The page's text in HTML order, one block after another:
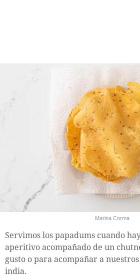
Marina Corma
Servimos los papadums cuando
aperitivo acompañado de un
gusto o para acompañar a
india.